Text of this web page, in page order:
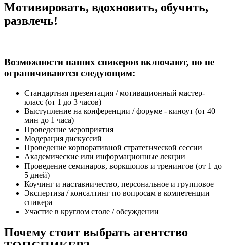
Мотивировать, вдохновить, обучить,
развлечь!
Возможности наших спикеров включают, но не
ограничиваются следующим:
Стандартная презентация / мотивационный мастер-
класс (от 1 до 3 часов)
Выступление на конференции / форуме - киноут (от 40
мин до 1 часа)
Проведение мероприятия
Модерация дискуссий
Проведение корпоративной стратегической сессии
Академические или информационные лекции
Проведение семинаров, воркшопов и тренингов (от 1 до
5 дней)
Коучинг и наставничество, персональное и групповое
Экспертиза / консалтинг по вопросам в компетенции
спикера
Участие в круглом столе / обсуждении
Почему стоит выбрать агентство